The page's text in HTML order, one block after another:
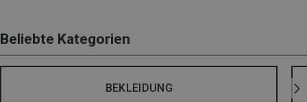
Beliebte Kategorien
BEKLEIDUNG